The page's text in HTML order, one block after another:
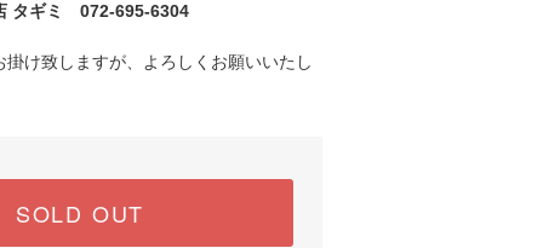
タギミ 072-695-6304
掛け致しますが、よろしくお願いいたし
SOLD OUT